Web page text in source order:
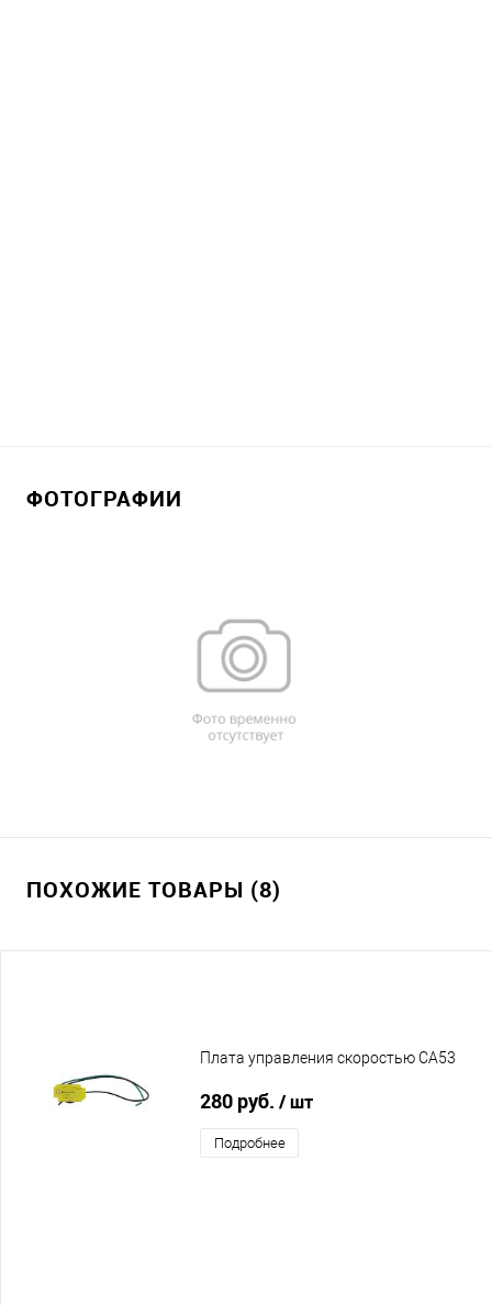
ФОТОГРАФИИ
ПОХОЖИЕ ТОВАРЫ (8)
Плата управления скоростью CA53
280 руб. / шт
Подробнее